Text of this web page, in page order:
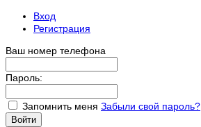
Вход
Регистрация
Ваш номер телефона
Пароль:
Запомнить меня Забыли свой пароль?